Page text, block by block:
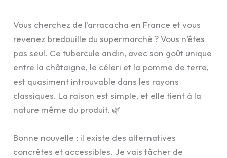
Vous cherchez de l’arracacha en France et vous
revenez bredouille du supermarché ? Vous n’êtes
pas seul. Ce tubercule andin, avec son goût unique
entre la châtaigne, le céleri et la pomme de terre,
est quasiment introuvable dans les rayons
classiques. La raison est simple, et elle tient à la
nature même du produit. 🌿
Bonne nouvelle : il existe des alternatives
concrètes et accessibles. Je vais tâcher de